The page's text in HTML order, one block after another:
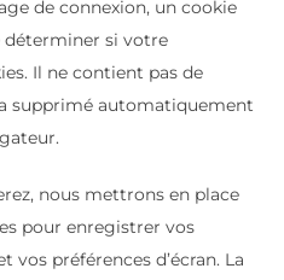
de connexion, un cookie
déterminer si votre
Il ne contient pas de
supprimé automatiquement
nous mettrons en place
pour enregistrer vos
préférences d’écran. La